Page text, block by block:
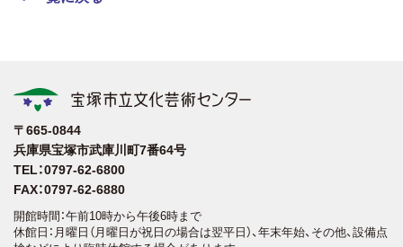
〒665-0844
兵庫県宝塚市武庫川町7番64号
TEL：0797-62-6800
FAX：0797-62-6880
開館時間：午前10時から午後6時まで
休館日：月曜日（月曜日が祝日の場合は翌平日）、年末年始、その他、設備点